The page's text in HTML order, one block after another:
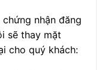
nhận đăng
sẽ thay mặt
cho quý khách: